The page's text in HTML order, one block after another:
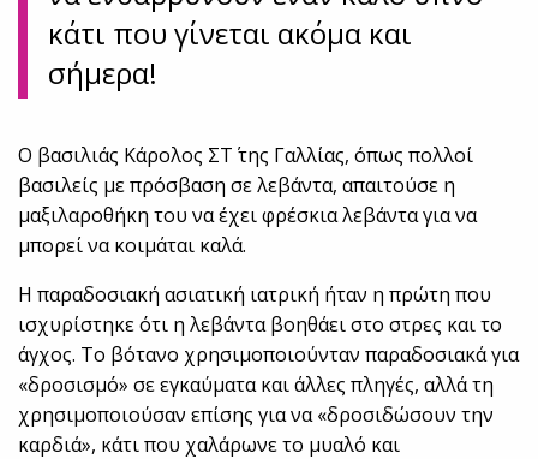
κάτι που γίνεται ακόμα και
σήμερα!
Ο βασιλιάς Κάρολος ΣΤ΄ της Γαλλίας, όπως πολλοί
βασιλείς με πρόσβαση σε λεβάντα, απαιτούσε η
μαξιλαροθήκη του να έχει φρέσκια λεβάντα για να
μπορεί να κοιμάται καλά.
Η παραδοσιακή ασιατική ιατρική ήταν η πρώτη που
ισχυρίστηκε ότι η λεβάντα βοηθάει στο στρες και το
άγχος. Το βότανο χρησιμοποιούνταν παραδοσιακά για
«δροσισμό» σε εγκαύματα και άλλες πληγές, αλλά τη
χρησιμοποιούσαν επίσης για να «δροσιδώσουν την
καρδιά», κάτι που χαλάρωνε το μυαλό και